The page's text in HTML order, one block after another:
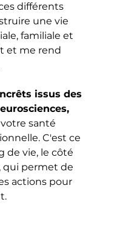
différents
une vie
familiale et
et me rend
issus des
santé
C'est ce
de vie, le côté
qui permet de
actions pour